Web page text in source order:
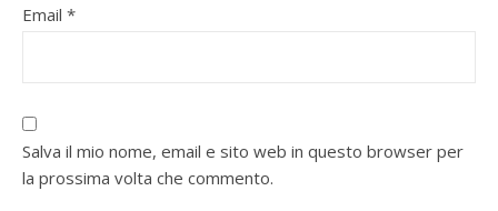
Email *
Salva il mio nome, email e sito web in questo browser per
la prossima volta che commento.